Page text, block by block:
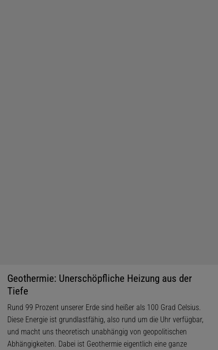
Geothermie: Unerschöpfliche Heizung aus der
Tiefe
Rund 99 Prozent unserer Erde sind heißer als 100 Grad Celsius.
Diese Energie ist grundlastfähig, also rund um die Uhr verfügbar,
und macht uns theoretisch unabhängig von geopolitischen
Abhängigkeiten. Dabei ist Geothermie eigentlich eine ganze